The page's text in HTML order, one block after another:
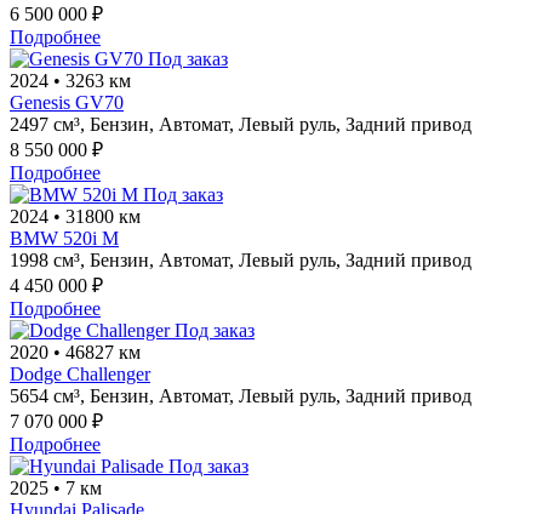
6 500 000 ₽
Подробнее
Под заказ
2024 • 3263 км
Genesis GV70
2497 см³, Бензин, Автомат, Левый руль, Задний привод
8 550 000 ₽
Подробнее
Под заказ
2024 • 31800 км
BMW 520i M
1998 см³, Бензин, Автомат, Левый руль, Задний привод
4 450 000 ₽
Подробнее
Под заказ
2020 • 46827 км
Dodge Challenger
5654 см³, Бензин, Автомат, Левый руль, Задний привод
7 070 000 ₽
Подробнее
Под заказ
2025 • 7 км
Hyundai Palisade